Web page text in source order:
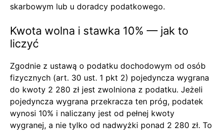
skarbowym lub u doradcy podatkowego.
Kwota wolna i stawka 10% — jak to
liczyć
Zgodnie z ustawą o podatku dochodowym od osób
fizycznych (art. 30 ust. 1 pkt 2) pojedyncza wygrana
do kwoty 2 280 zł jest zwolniona z podatku. Jeżeli
pojedyncza wygrana przekracza ten próg, podatek
wynosi 10% i naliczany jest od pełnej kwoty
wygranej, a nie tylko od nadwyżki ponad 2 280 zł. To